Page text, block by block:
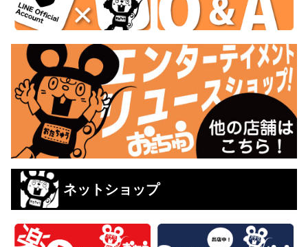
ネットショップ